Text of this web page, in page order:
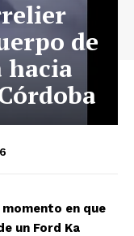
de
hacia
en que
un Ford Ka